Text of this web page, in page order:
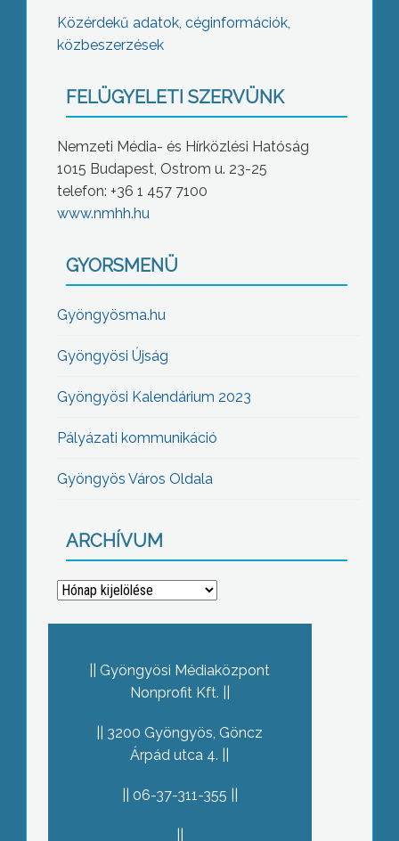
Közérdekű adatok, céginformációk,
közbeszerzések
FELÜGYELETI SZERVÜNK
Nemzeti Média- és Hírközlési Hatóság
1015 Budapest, Ostrom u. 23-25
telefon: +36 1 457 7100
www.nmhh.hu
GYORSMENÜ
Gyöngyösma.hu
Gyöngyösi Újság
Gyöngyösi Kalendárium 2023
Pályázati kommunikáció
Gyöngyös Város Oldala
ARCHÍVUM
Archívum
Gyöngyösi Médiaközpont
Nonprofit Kft.
3200 Gyöngyös, Göncz
Árpád utca 4.
06-37-311-355